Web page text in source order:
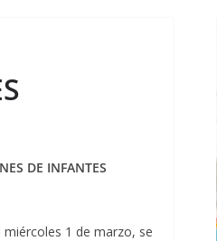
DE INFANTES
1 de marzo, se